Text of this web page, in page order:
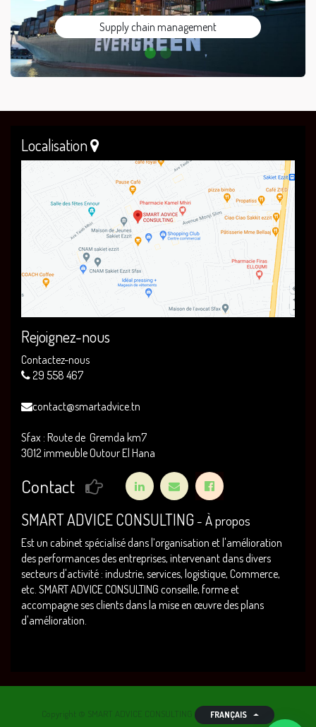
Supply chain management
Localisation
Rejoignez-nous
Contactez-nous
29 558 467
contact@smartadvice.tn
Sfax : Route de Gremda km7
3012 immeuble Outour El Hana
Contact
SMART ADVICE CONSULTING - À propos
Est un cabinet spécialisé dans l’organisation et l'amélioration
des performances des entreprises, intervenant dans divers
secteurs d'activité : industrie, services, logistique, Commerce,
etc. SMART ADVICE CONSULTING conseille, forme et
accompagne ses clients dans la mise en œuvre des plans
d'amélioration.
Copyright © SMART ADVICE CONSULTING FRANÇAIS